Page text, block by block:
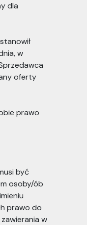
dla
w
oferty
prawo
być
osoby/ób
prawo do
w